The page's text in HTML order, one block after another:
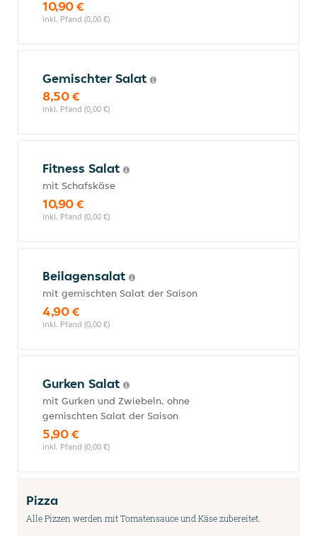
10,90 €
inkl. Pfand (0,00 €)
Gemischter Salat
8,50 €
inkl. Pfand (0,00 €)
Fitness Salat
mit Schafskäse
10,90 €
inkl. Pfand (0,00 €)
Beilagensalat
mit gemischten Salat der Saison
4,90 €
inkl. Pfand (0,00 €)
Gurken Salat
mit Gurken und Zwiebeln, ohne
gemischten Salat der Saison
5,90 €
inkl. Pfand (0,00 €)
Pizza
Alle Pizzen werden mit Tomatensauce und Käse zubereitet.